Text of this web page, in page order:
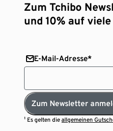
Zum Tchibo
und 10% auf
E-Mail-Adresse*
Zum Newsletter
¹ Es gelten dieallgemeinen